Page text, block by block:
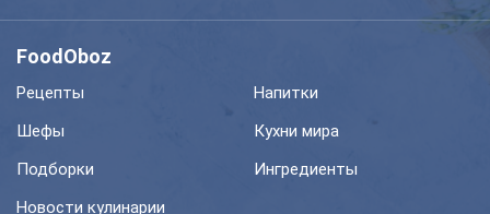
FoodOboz
Рецепты
Напитки
Шефы
Кухни мира
Подборки
Ингредиенты
Новости кулинарии